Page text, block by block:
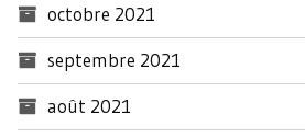
octobre 2021
septembre 2021
août 2021